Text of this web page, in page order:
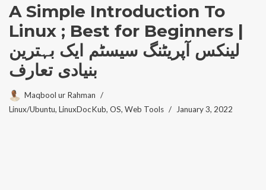
A Simple Introduction To
Linux ; Best for Beginners |
لینکس آپریٹنگ سیسٹم ایک بہترین
بنیادی تعارف
Maqbool ur Rahman
Linux/Ubuntu, LinuxDocKub, OS, Web Tools January 3, 2022